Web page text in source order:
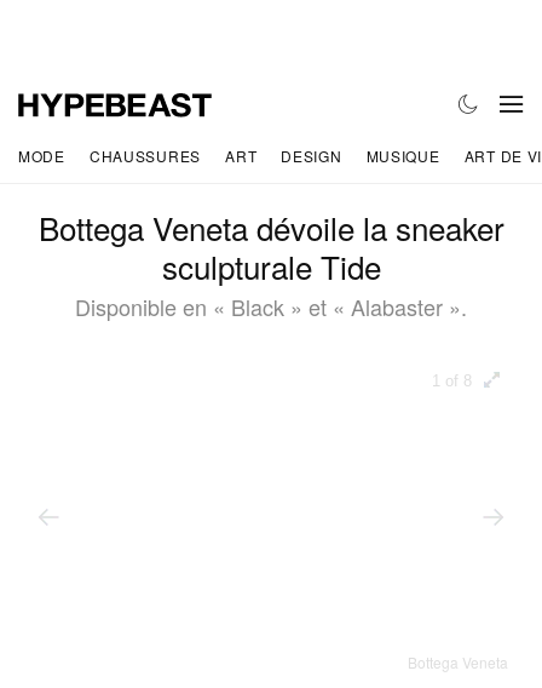
MODE CHAUSSURES ART DESIGN MUSIQUE ART DE
Bottega Veneta dévoile la sneaker
sculpturale Tide
Disponible en « Black » et « Alabaster ».
1 of 8
Bottega Veneta